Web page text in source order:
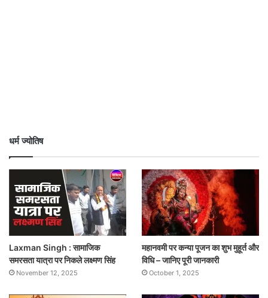
धर्म ज्योतिष
Laxman Singh : सामाजिक
समरसता यात्रा पर निकले लक्ष्मण सिंह
November 12, 2025
महानवमी पर कन्या पूजन का शुभ मुहूर्त और
विधि – जानिए पूरी जानकारी
October 1, 2025